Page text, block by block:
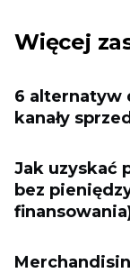
Więcej
6 alternatyw
kanały
Jak uzyskać
bez